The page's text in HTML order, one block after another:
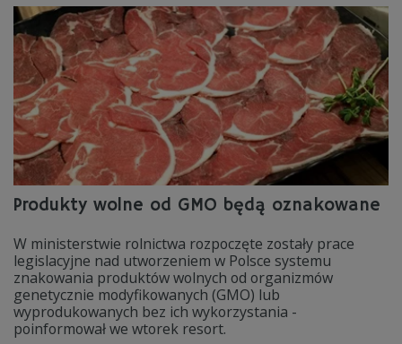
Produkty wolne od GMO będą oznakowane
W ministerstwie rolnictwa rozpoczęte zostały prace
legislacyjne nad utworzeniem w Polsce systemu
znakowania produktów wolnych od organizmów
genetycznie modyfikowanych (GMO) lub
wyprodukowanych bez ich wykorzystania -
poinformował we wtorek resort.